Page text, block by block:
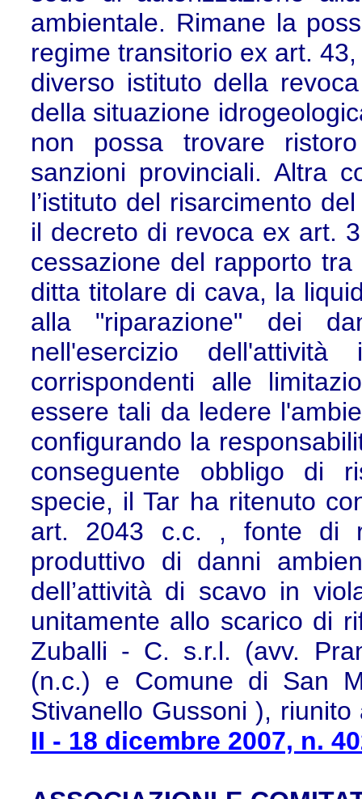
ambientale. Rimane la
regime transitorio ex art.
diverso istituto della
della situazione
non possa trovare
sanzioni provinciali. Altra
l’istituto del risarcimento
il decreto di revoca ex art.
cessazione del rapporto tra
ditta titolare di cava, la
alla "riparazione" dei
nell'esercizio
corrispondenti alle
essere tali da ledere
configurando la
conseguente obbligo di
specie, il Tar ha ritenuto
art. 2043 c.c. , fonte di
produttivo di danni
dell’attività di scavo in
unitamente allo scarico di
Zuballi - C. s.r.l. (avv.
(n.c.) e Comune di San
Stivanello Gussoni ),
II - 18 dicembre 2007, n.